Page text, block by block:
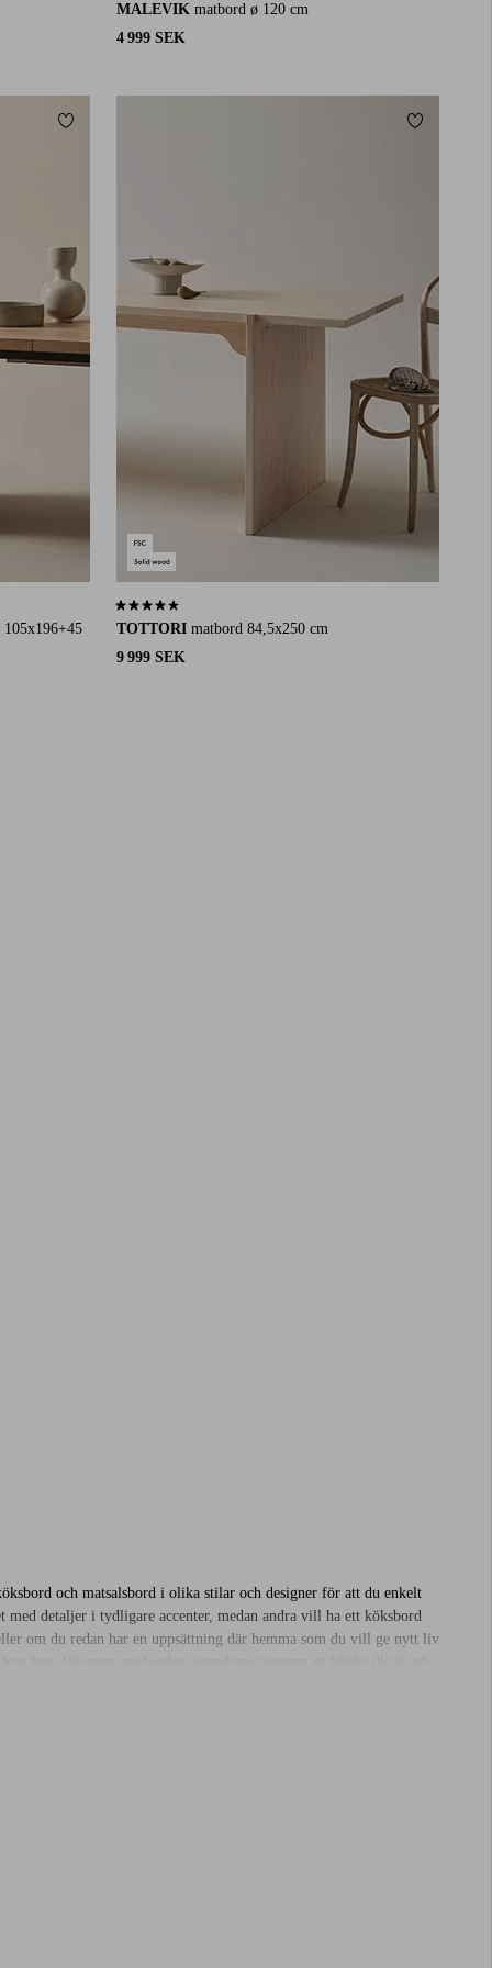
MALEVIK matbord ø 120 cm
4 999 SEK
105x196+45
Lägg till i favoriter
TOTTORI matbord 84,5x250 cm
9 999 SEK
4,2 baserat på 11 st betyg
Lägg till i
och matsalsbord i olika stilar och designer för att du enkelt
detaljer i tydligare accenter, medan andra vill ha ett köksbord
om du redan har en uppsättning där hemma som du vill ge nytt liv
även läsa mer om bordets egenskaper genom att klicka dig in på
Välkommen att handla ditt nya favoritbord hos oss på Jotex!